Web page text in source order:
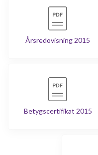
Årsredovisning 2015
Betygscertifikat 2015